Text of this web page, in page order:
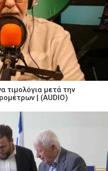
τιμολόγια μετά την
| (AUDIO)